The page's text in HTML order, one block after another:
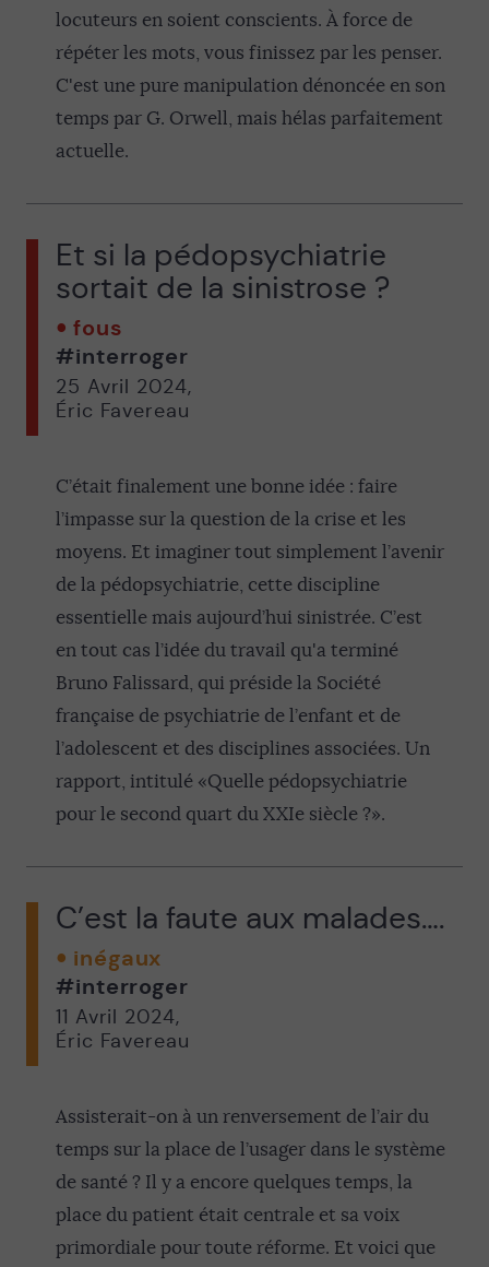
locuteurs en soient conscients. À force de
répéter les mots, vous finissez par les penser.
C'est une pure manipulation dénoncée en son
temps par G. Orwell, mais hélas parfaitement
actuelle.
Et si la pédopsychiatrie
sortait de la sinistrose ?
fous
#interroger
25 Avril 2024,
Éric Favereau
C’était finalement une bonne idée : faire
l’impasse sur la question de la crise et les
moyens. Et imaginer tout simplement l’avenir
de la pédopsychiatrie, cette discipline
essentielle mais aujourd’hui sinistrée. C’est
en tout cas l’idée du travail qu'a terminé
Bruno Falissard, qui préside la Société
française de psychiatrie de l’enfant et de
l’adolescent et des disciplines associées. Un
rapport, intitulé «Quelle pédopsychiatrie
pour le second quart du XXIe siècle ?».
C’est la faute aux malades….
inégaux
#interroger
11 Avril 2024,
Éric Favereau
Assisterait-on à un renversement de l’air du
temps sur la place de l’usager dans le système
de santé ? Il y a encore quelques temps, la
place du patient était centrale et sa voix
primordiale pour toute réforme. Et voici que